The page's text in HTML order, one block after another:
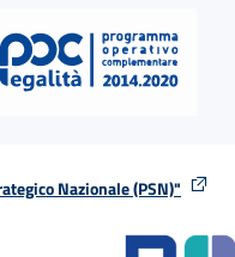
Nazionale (PSN)"